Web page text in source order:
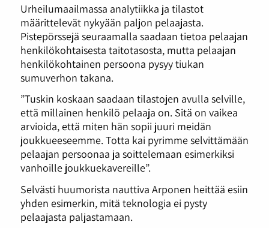
Urheilumaailmassa analytiikka ja tilastot
määrittelevät nykyään paljon pelaajasta.
Pistepörssejä seuraamalla saadaan tietoa pelaajan
henkilökohtaisesta taitotasosta, mutta pelaajan
henkilökohtainen persoona pysyy tiukan
sumuverhon takana.
”Tuskin koskaan saadaan tilastojen avulla selville,
että millainen henkilö pelaaja on. Sitä on vaikea
arvioida, että miten hän sopii juuri meidän
joukkueeseemme. Totta kai pyrimme selvittämään
pelaajan persoonaa ja soittelemaan esimerkiksi
vanhoille joukkuekavereille”.
Selvästi huumorista nauttiva Arponen heittää esiin
yhden esimerkin, mitä teknologia ei pysty
pelaajasta paljastamaan.